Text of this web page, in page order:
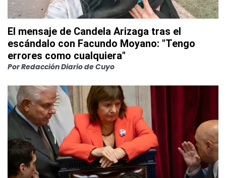
El mensaje de Candela Arizaga tras el
escándalo con Facundo Moyano: "Tengo
errores como cualquiera"
PorRedacción Diario de Cuyo